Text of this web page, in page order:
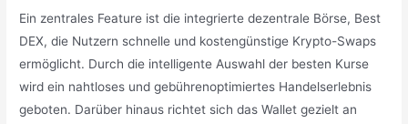
Ein zentrales Feature ist die integrierte dezentrale Börse, Best
DEX, die Nutzern schnelle und kostengünstige Krypto-Swaps
ermöglicht. Durch die intelligente Auswahl der besten Kurse
wird ein nahtloses und gebührenoptimiertes Handelserlebnis
geboten. Darüber hinaus richtet sich das Wallet gezielt an